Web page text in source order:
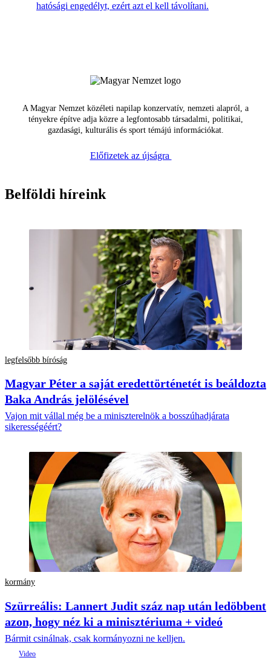
hatósági engedélyt, ezért azt el kell távolítani.
A Magyar Nemzet közéleti napilap konzervatív, nemzeti alapról, a
tényekre építve adja közre a legfontosabb társadalmi, politikai,
gazdasági, kulturális és sport témájú információkat.
Előfizetek az újságra
Belföldi híreink
legfelsőbb bíróság
Magyar Péter a saját eredettörténetét is beáldozta
Baka András jelölésével
Vajon mit vállal még be a miniszterelnök a bosszúhadjárata
sikerességéért?
kormány
Szürreális: Lannert Judit száz nap után ledöbbent
azon, hogy néz ki a minisztériuma + videó
Bármit csinálnak, csak kormányozni ne kelljen.